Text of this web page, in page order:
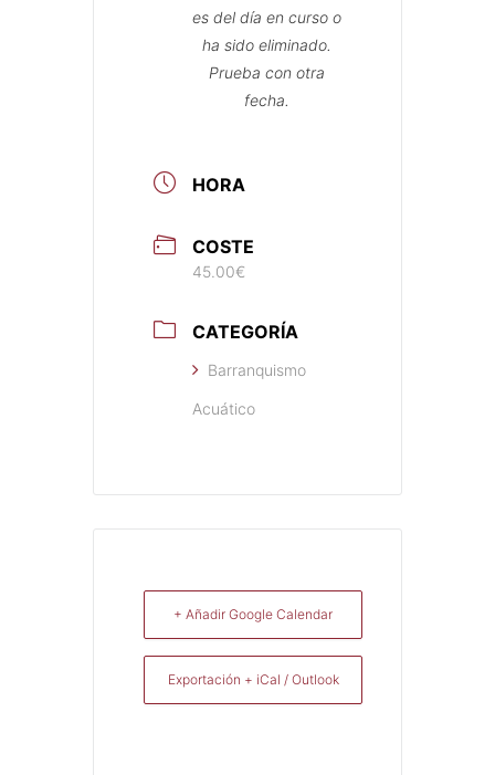
es del día en curso o
ha sido eliminado.
Prueba con otra
fecha.
HORA
COSTE
45.00€
CATEGORÍA
Barranquismo
Acuático
+ Añadir Google Calendar
Exportación + iCal / Outlook